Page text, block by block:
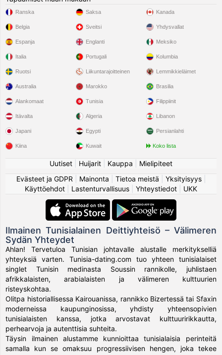
Ranska
Belgia
Espanja
Italia
Ruotsi
Saksa
Sveitsi
Englanti
Portugali
Liikuntarajoitteinen
Kanada
Yhdysvallat
Meksiko
Kolumbia
Lemmikkieläimet
Australia
Alankomaat
Itävalta
Japani
Kiina
Marokko
Tunisia
Algeria
Egypti
Kuwait
Brasilia
Filippiinit
Libanon
Persianlahti
Koko lista
Uutiset Huijarit Kauppa
Mielipiteet
Evästeet ja GDPR
Mainonta Tietoa meistä Yksityisyys|
Käyttöehdot
Lastenturvallisuus Yhteystiedot UKK
Ilmainen Tunisialainen Deittiyhteisö – Välimeren
Sydän Yhteydet
Ahlan! Tervetuloa Tunisian johtavalle alustalle merkitykselliä
yhteyksiä varten. Tunisia-dating.com tuo yhteen tunisialaiset
singlet Tunisin medinasta Soussin rannikolle, juhlistaen
afrikkalaisten, arabialaisten ja välimeren kulttuurien
risteyskohtaa.
Olitpa historiallisessa Kairouanissa, rannikko Bizertessä tai Sfaxin
moderneissa kaupunginosissa, yhdisty yhteensopivien
tunisialaisten kanssa, jotka arvostavat kulttuuririkkautta,
perhearvoja ja autenttisia suhteita.
Täysin ilmainen alustamme kunnioittaa tunisialaisia perinteitä
samalla kun se omaksuu progressiivisen hengen, joka tekee